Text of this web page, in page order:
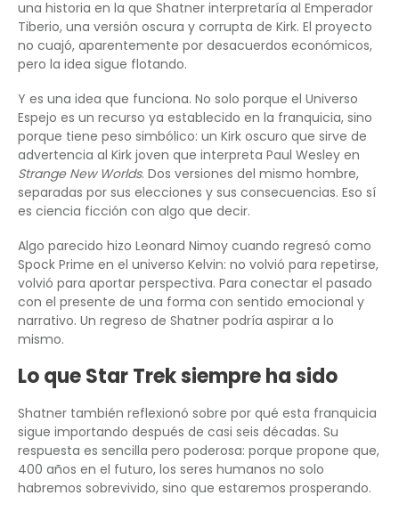
una historia en la que Shatner interpretaría al Emperador
Tiberio, una versión oscura y corrupta de Kirk. El proyecto
no cuajó, aparentemente por desacuerdos económicos,
pero la idea sigue flotando.
Y es una idea que funciona. No solo porque el Universo
Espejo es un recurso ya establecido en la franquicia, sino
porque tiene peso simbólico: un Kirk oscuro que sirve de
advertencia al Kirk joven que interpreta Paul Wesley en
Strange New Worlds. Dos versiones del mismo hombre,
separadas por sus elecciones y sus consecuencias. Eso sí
es ciencia ficción con algo que decir.
Algo parecido hizo Leonard Nimoy cuando regresó como
Spock Prime en el universo Kelvin: no volvió para repetirse,
volvió para aportar perspectiva. Para conectar el pasado
con el presente de una forma con sentido emocional y
narrativo. Un regreso de Shatner podría aspirar a lo
mismo.
Lo que Star Trek siempre ha sido
Shatner también reflexionó sobre por qué esta franquicia
sigue importando después de casi seis décadas. Su
respuesta es sencilla pero poderosa: porque propone que,
400 años en el futuro, los seres humanos no solo
habremos sobrevivido, sino que estaremos prosperando.